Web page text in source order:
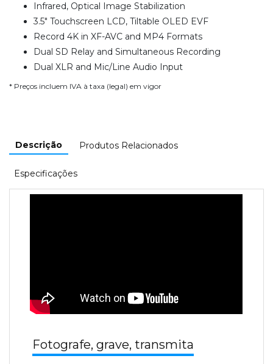
Infrared, Optical Image Stabilization
3.5" Touchscreen LCD, Tiltable OLED EVF
Record 4K in XF-AVC and MP4 Formats
Dual SD Relay and Simultaneous Recording
Dual XLR and Mic/Line Audio Input
* Preços incluem IVA à taxa (legal) em vigor
Descrição Produtos Relacionados
Especificações
Fotografe, grave, transmita